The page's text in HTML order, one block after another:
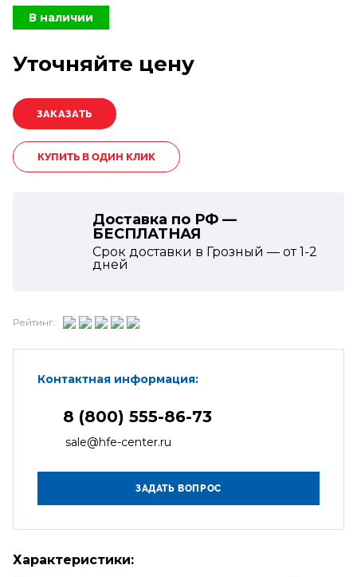
В наличии
Уточняйте цену
КУПИТЬ В ОДИН КЛИК
Доставка по РФ —
БЕСПЛАТНАЯ
Срок доставки в Грозный — от1-2
дней
Рейтинг:
Контактная информация:
8 (800) 555-86-73
sale@hfe-center.ru
Характеристики: